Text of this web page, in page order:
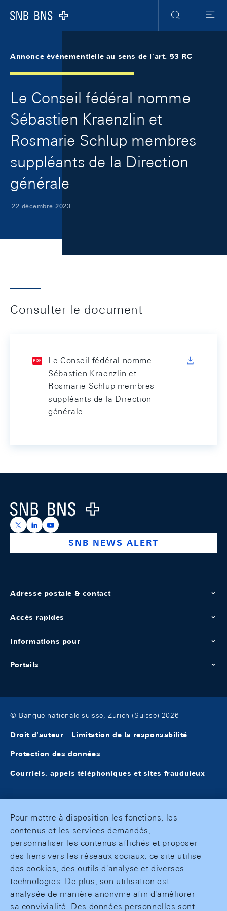
Logo
RechercheMenu
Annonce événementielle au sens de l'art. 53 RC
Le Conseil fédéral nomme
Sébastien Kraenzlin et
Rosmarie Schlup membres
suppléants de la Direction
générale
22 décembre 2023
Consulter le document
Le Conseil fédéral nomme
Sébastien Kraenzlin et
Rosmarie Schlup membres
suppléants de la Direction
générale
Logo
https://x.com/snb_bns
https://ch.linkedin.com/company/swiss-national-
https://www.youtube.com/@swissnationalbank
SNB NEWS ALERT
Adresse postale & contact
Accès rapides
Informations pour
Portails
© Banque nationale suisse, Zurich (Suisse) 2026
Droit d'auteur Limitation de la responsabilité
Protection des données
Courriels, appels téléphoniques et sites frauduleux
Pour mettre à disposition les fonctions, les
contenus et les services demandés,
personnaliser les contenus affichés et proposer
des liens vers les réseaux sociaux, ce site utilise
des cookies, des outils d'analyse et diverses
technologies. De plus, son utilisation est
analysée de manière anonyme afin d'améliorer
sa convivialité. Des données personnelles sont